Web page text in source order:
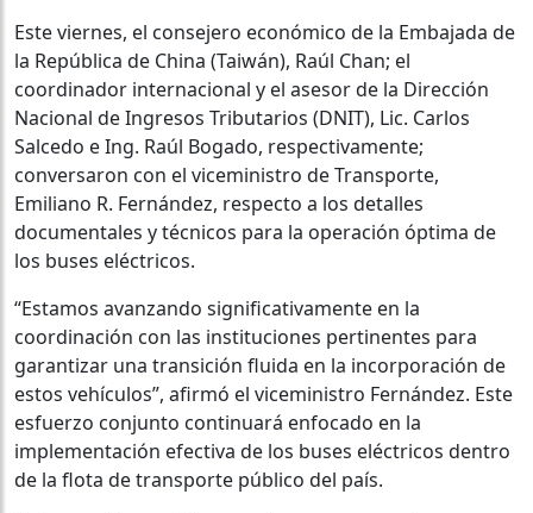
Este viernes, el consejero económico de la Embajada de
la República de China (Taiwán), Raúl Chan; el
coordinador internacional y el asesor de la Dirección
Nacional de Ingresos Tributarios (DNIT), Lic. Carlos
Salcedo e Ing. Raúl Bogado, respectivamente;
conversaron con el viceministro de Transporte,
Emiliano R. Fernández, respecto a los detalles
documentales y técnicos para la operación óptima de
los buses eléctricos.
“Estamos avanzando significativamente en la
coordinación con las instituciones pertinentes para
garantizar una transición fluida en la incorporación de
estos vehículos”, afirmó el viceministro Fernández. Este
esfuerzo conjunto continuará enfocado en la
implementación efectiva de los buses eléctricos dentro
de la flota de transporte público del país.